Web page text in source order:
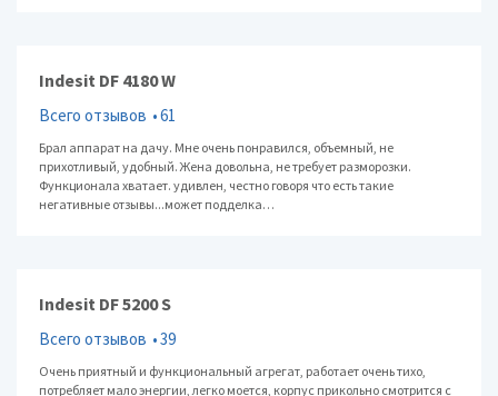
Indesit DF 4180 W
Всего отзывов 61
Брал аппарат на дачу. Мне очень понравился, объемный, не
прихотливый, удобный. Жена довольна, не требует разморозки.
Функционала хватает. удивлен, честно говоря что есть такие
негативные отзывы...может подделка…
Indesit DF 5200 S
Всего отзывов 39
Очень приятный и функциональный агрегат, работает очень тихо,
потребляет мало энергии, легко моется, корпус прикольно смотрится с